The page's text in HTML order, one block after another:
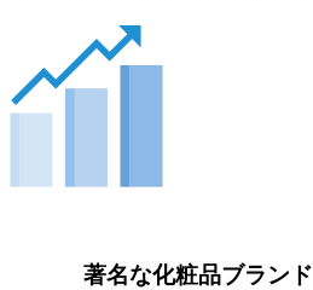
著名な化粧品ブランド